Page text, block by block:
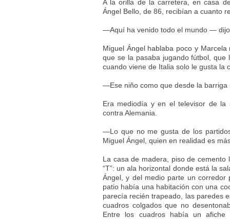
A la orilla de la carretera, en casa
Ángel Bello, de 86, recibían a cuanto
—Aquí ha venido todo el mundo —
Miguel Ángel hablaba poco y
que se la pasaba jugando fútbol,
cuando viene de Italia solo le gusta la
—Ese niño como que desde la
Era mediodía y en el televisor de
contra Alemania.
—Lo que no me gusta de los
Miguel Ángel, quien en realidad es
La casa de madera, piso de
“T”: un ala horizontal donde está la
Ángel, y del medio parte un
patio había una habitación con una
parecía recién trapeado, las paredes
cuadros colgados que no
Entre los cuadros había un afiche